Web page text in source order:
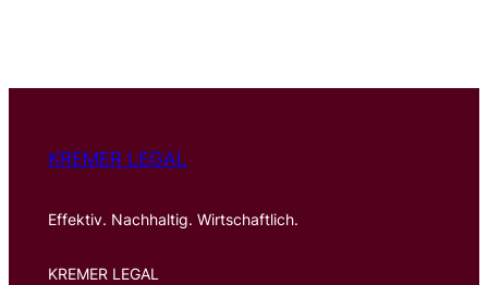
n
KREMER LEGAL
Effektiv. Nachhaltig. Wirtschaftlich.
KREMER LEGAL